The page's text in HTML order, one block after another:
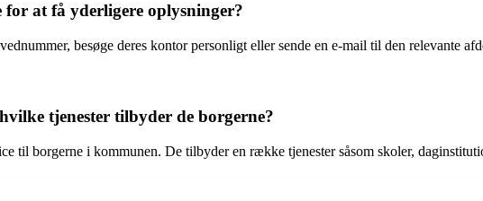
at få yderligere oplysninger?
besøge deres kontor personligt eller sende en e-mail til den relevante
tjenester tilbyder de borgerne?
til borgerne i kommunen. De tilbyder en række tjenester såsom skoler,